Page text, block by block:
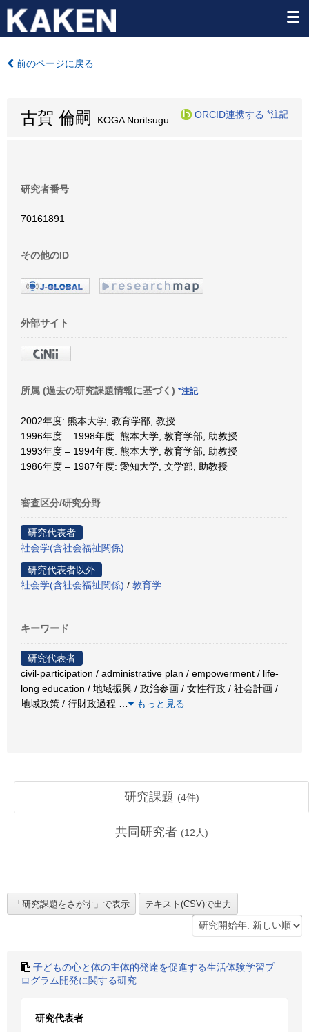
前のページに戻る
古賀 倫嗣 KOGA Noritsugu
ORCID連携する *注記
研究者番号
70161891
その他のID
外部サイト
所属 (過去の研究課題情報に基づく) *注記
2002年度: 熊本大学, 教育学部, 教授
1996年度 – 1998年度: 熊本大学, 教育学部, 助教授
1993年度 – 1994年度: 熊本大学, 教育学部, 助教授
1986年度 – 1987年度: 愛知大学, 文学部, 助教授
審査区分/研究分野
研究代表者
社会学(含社会福祉関係)
研究代表者以外
社会学(含社会福祉関係) / 教育学
キーワード
研究代表者
civil-participation / administrative plan / empowerment / life-
long education / 地域振興 / 政治参画 / 女性行政 / 社会計画 /
地域政策 / 行財政過程
もっと見る
研究課題 (4件)
共同研究者 (12 人)
子どもの心と体の主体的発達を促進する生活体験学習プ
ログラム開発に関する研究
研究代表者